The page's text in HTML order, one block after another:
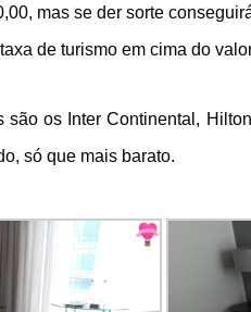
mas se der sorte
de turismo em cima do
são os Inter Continental,
só que mais barato.